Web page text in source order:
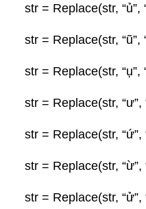
str = Replace(str, “ủ”,
str = Replace(str, “ũ”,
str = Replace(str, “ụ”,
str = Replace(str, “ư”,
str = Replace(str, “ứ”,
str = Replace(str, “ừ”,
str = Replace(str, “ử”,